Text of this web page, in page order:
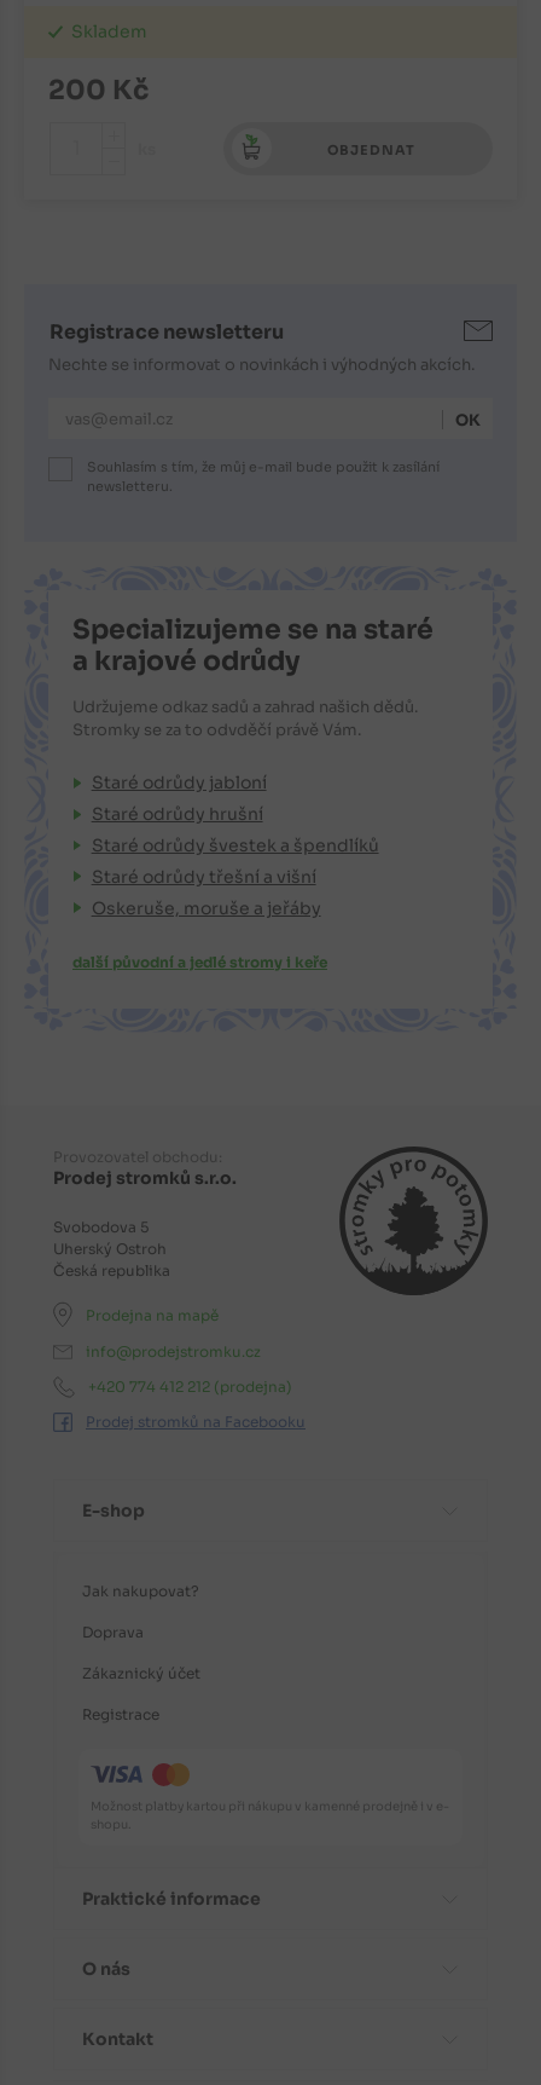
Skladem
200 Kč
OBJEDNAT
Registrace newsletteru
Nechte se informovat o novinkách i výhodných akcích.
E-mailová adresa
Souhlasím s tím, že můj e-mail bude použit k zasílání
newsletteru.
Specializujeme se na staré
a krajové odrůdy
Udržujeme odkaz sadů a zahrad našich dědů.
Stromky se za to odvděčí právě Vám.
Staré odrůdy jabloní
Staré odrůdy hrušní
Staré odrůdy švestek a špendlíků
Staré odrůdy třešní a višní
Oskeruše, moruše a jeřáby
další původní a jedlé stromy i keře
Provozovatel obchodu:
Prodej stromků s.r.o.
Svobodova 5
Uherský Ostroh
Česká republika
Prodejna na mapě
info@prodejstromku.cz
+420 774 412 212 (prodejna)
Prodej stromků na Facebooku
E-shop
Jak nakupovat?
Doprava
Zákaznický účet
Registrace
Možnost platby kartou při nákupu v kamenné prodejně i v e-
shopu.
Praktické informace
Časté dotazy
O nás
Aktuality
Kontakt